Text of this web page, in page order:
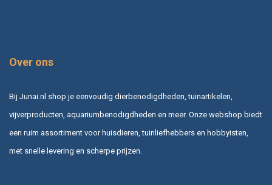
Over ons
Bij Junai.nl shop je eenvoudig dierbenodigdheden, tuinartikelen,
vijverproducten, aquariumbenodigdheden en meer. Onze webshop biedt
een ruim assortiment voor huisdieren, tuinliefhebbers en hobbyisten,
met snelle levering en scherpe prijzen.